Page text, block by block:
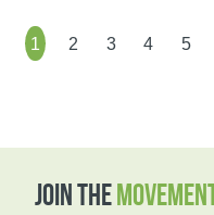
1 2 3 4 5
JOIN THE